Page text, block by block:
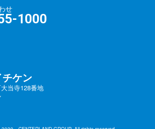
ケン
当寺128番地
せ
1000